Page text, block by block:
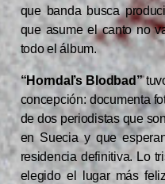
que banda busca
que asume el canto no
todo el álbum.
“Horndal’s Blodbad”
concepción: documenta
de dos periodistas que
en Suecia y que
residencia definitiva. Lo
elegido el lugar más